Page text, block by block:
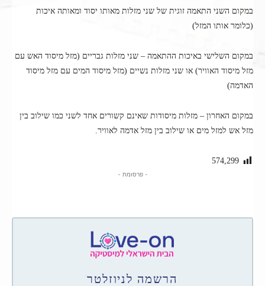
במקום השני התאמה זוגית של שני מזלות מאותו יסוד ומאותה איכות
(כלומר אותו המזל)
במקום השלישי באיכות ההתאמה – שני מזלות גבריים (מזל מיסוד האש עם
מזל מיסוד האוויר) או שני מזלות נשיים (מזל מיסוד המים עם מזל מיסוד
האדמה)
במקום האחרון – מזלות מיסודות שאינם קשורים אחד לשני כמו שילוב בין
מזל אש למזל מים או שילוב בין מזל אדמה לאוויר.
574,299
- פרסומת -
הרשמה לניוזלטר